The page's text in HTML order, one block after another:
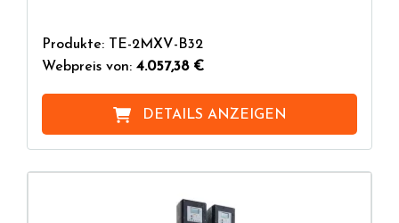
Produkte: TE-2MXV-B32
Webpreis von: 4.057,38 €
DETAILS ANZEIGEN